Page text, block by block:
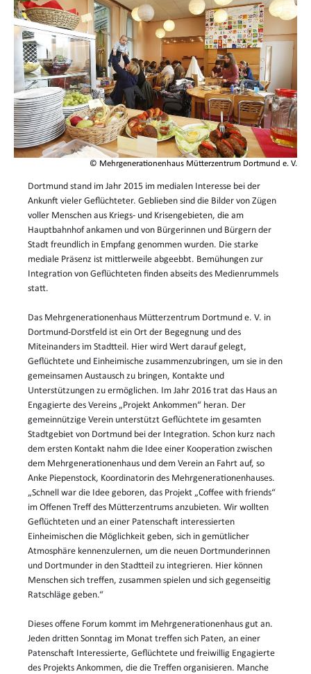
© Mehrgenerationenhaus Mütterzentrum Dortmund e. V.
Dortmund stand im Jahr 2015 im medialen Interesse bei der
Ankunft vieler Geflüchteter. Geblieben sind die Bilder von Zügen
voller Menschen aus Kriegs- und Krisengebieten, die am
Hauptbahnhof ankamen und von Bürgerinnen und Bürgern der
Stadt freundlich in Empfang genommen wurden. Die starke
mediale Präsenz ist mittlerweile abgeebbt. Bemühungen zur
Integration von Geflüchteten finden abseits des Medienrummels
statt.
Das Mehrgenerationenhaus Mütterzentrum Dortmund e. V. in
Dortmund-Dorstfeld ist ein Ort der Begegnung und des
Miteinanders im Stadtteil. Hier wird Wert darauf gelegt,
Geflüchtete und Einheimische zusammenzubringen, um sie in den
gemeinsamen Austausch zu bringen, Kontakte und
Unterstützungen zu ermöglichen. Im Jahr 2016 trat das Haus an
Engagierte des Vereins „Projekt Ankommen“ heran. Der
gemeinnützige Verein unterstützt Geflüchtete im gesamten
Stadtgebiet von Dortmund bei der Integration. Schon kurz nach
dem ersten Kontakt nahm die Idee einer Kooperation zwischen
dem Mehrgenerationenhaus und dem Verein an Fahrt auf, so
Anke Piepenstock, Koordinatorin des Mehrgenerationenhauses.
„Schnell war die Idee geboren, das Projekt „Coffee with friends“
im Offenen Treff des Mütterzentrums anzubieten. Wir wollten
Geflüchteten und an einer Patenschaft interessierten
Einheimischen die Möglichkeit geben, sich in gemütlicher
Atmosphäre kennenzulernen, um die neuen Dortmunderinnen
und Dortmunder in den Stadtteil zu integrieren. Hier können
Menschen sich treffen, zusammen spielen und sich gegenseitig
Ratschläge geben.“
Dieses offene Forum kommt im Mehrgenerationenhaus gut an.
Jeden dritten Sonntag im Monat treffen sich Paten, an einer
Patenschaft Interessierte, Geflüchtete und freiwillig Engagierte
des Projekts Ankommen, die die Treffen organisieren. Manche